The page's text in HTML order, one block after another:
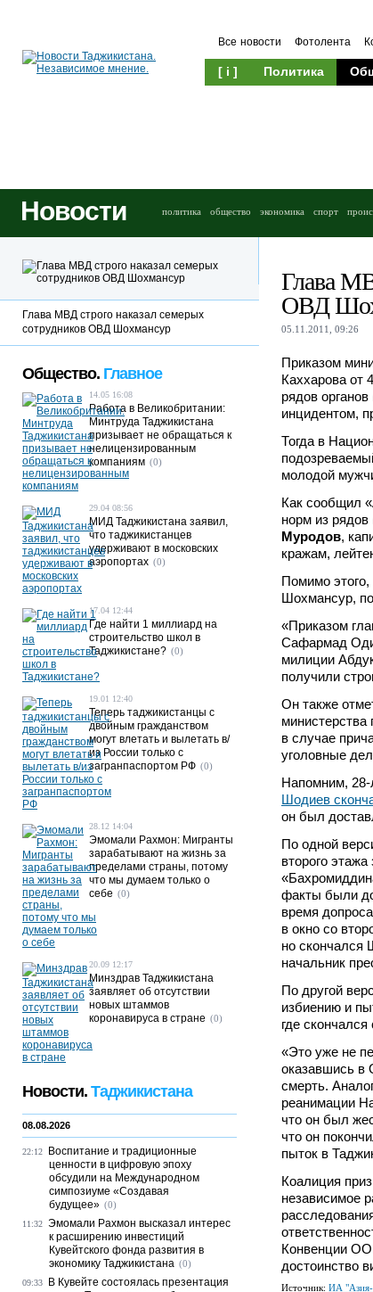
Все новости Фотолента
[ i ] Политика
Новости политика общество экономика спорт
Глава
ОВД
05.11.2011, 09:26
Приказом
Каххарова от
рядов
инцидентом,
Тогда в
молодой
Как сообщил
норм из
Муродов,
кражам,
Помимо
Шохмансур,
«Приказом
Сафармад
милиции
получили
Он также
министерства
в случае
уголовные
Напомним, 28-
Шодиев
он был
По одной
второго
факты были
время
в окно со
но скончался
начальник
По другой
избиению и
где
«Это уже не
оказавшись в
смерть.
реанимации
что он был
что он
пыток в
Коалиция
независимое
Конвенции
достоинство
Источник: ИА
Глава МВД строго наказал семерых
сотрудников ОВД Шохмансур
Общество. Главное
14.05 16:08
Работа в Великобритании:
Минтруда Таджикистана
призывает не обращаться к
нелицензированным
компаниям (0)
29.04 08:56
МИД Таджикистана заявил,
что таджикистанцев
удерживают в московских
аэропортах (0)
17.04 12:44
Где найти 1 миллиард на
строительство школ в
Таджикистане? (0)
19.01 12:40
Теперь таджикистанцы с
двойным гражданством
могут влетать и вылетать в/
из России только с
загранпаспортом РФ (0)
28.12 14:04
Эмомали Рахмон: Мигранты
зарабатывают на жизнь за
пределами страны, потому
что мы думаем только о
себе (0)
20.09 12:17
Минздрав Таджикистана
заявляет об отсутствии
новых штаммов
коронавируса в стране (0)
Новости. Таджикистана
08.08.2026
22:12
Воспитание и традиционные
ценности в цифровую эпоху
обсудили на Международном
симпозиуме «Создавая
будущее» (0)
11:32 Эмомали Рахмон высказал интерес
к расширению инвестиций
Кувейтского фонда развития в
экономику Таджикистана (0)
09:33
В Кувейте состоялась презентация